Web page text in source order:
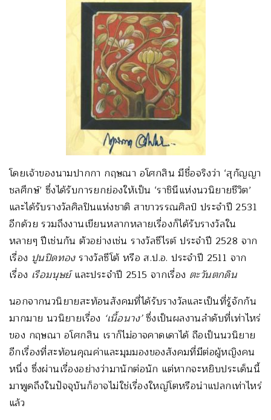
โดยเจ้าของนามปากกา กฤษณา อโศกสิน มีชื่อจริงว่า ‘สุกัญญา
ชลศึกษ์’ ซึ่งได้รับการยกย่องให้เป็น ‘ราชินีแห่งนวนิยายชีวิต’
และได้รับรางวัลศิลปินแห่งชาติ สาขาวรรณศิลป์ ประจำปี 2531
อีกด้วย รวมถึงงานเขียนหลากหลายเรื่องก็ได้รับรางวัลใน
หลายๆ ปีเช่นกัน ตัวอย่างเช่น รางวัลซีไรต์ ประจำปี 2528 จาก
เรื่อง ปูนปิดทองรางวัลซีโต้ หรือ ส.ป.อ. ประจำปี 2511 จาก
เรื่อง เรือมนุษย์และประจำปี 2515 จากเรื่อง ตะวันตกดิน
นอกจากนวนิยายสะท้อนสังคมที่ได้รับรางวัลและเป็นที่รู้จักกัน
มากมาย นวนิยายเรื่อง ‘เนื้อนาง’ซึ่งเป็นผลงานลำดับที่เท่าไหร่
ของ กฤษณา อโศกสิน เราก็ไม่อาจคาดเดาได้ ถือเป็นนวนิยาย
อีกเรื่องที่สะท้อนคุณค่าและมุมมองของสังคมที่มีต่อผู้หญิงคน
หนึ่ง ซึ่งผ่านเรื่องอย่างว่ามานักต่อนัก แต่หากจะหยิบประเด็นนี้
มาพูดถึงในปัจจุบันก็อาจไม่ใช่เรื่องใหญ่โตหรือน่าแปลกเท่าไหร่
แล้ว